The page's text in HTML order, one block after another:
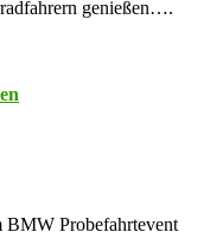
genießen….
BMW Probefahrtevent